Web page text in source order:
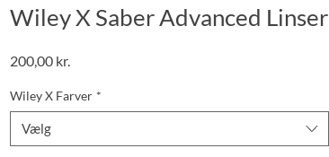
Wiley X Saber Advanced Linser
200,00 kr.
Wiley X Farver *
Vælg